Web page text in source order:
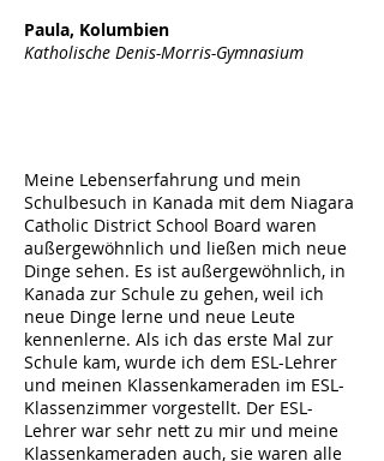
Paula, Kolumbien
Katholische Denis-Morris-Gymnasium
Meine Lebenserfahrung und mein
Schulbesuch in Kanada mit dem Niagara
Catholic District School Board waren
außergewöhnlich und ließen mich neue
Dinge sehen. Es ist außergewöhnlich, in
Kanada zur Schule zu gehen, weil ich
neue Dinge lerne und neue Leute
kennenlerne. Als ich das erste Mal zur
Schule kam, wurde ich dem ESL-Lehrer
und meinen Klassenkameraden im ESL-
Klassenzimmer vorgestellt. Der ESL-
Lehrer war sehr nett zu mir und meine
Klassenkameraden auch, sie waren alle